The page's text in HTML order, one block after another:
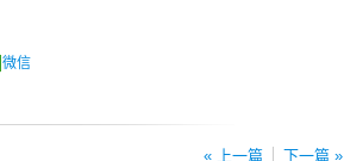
微信
« 上一篇 下一篇 »